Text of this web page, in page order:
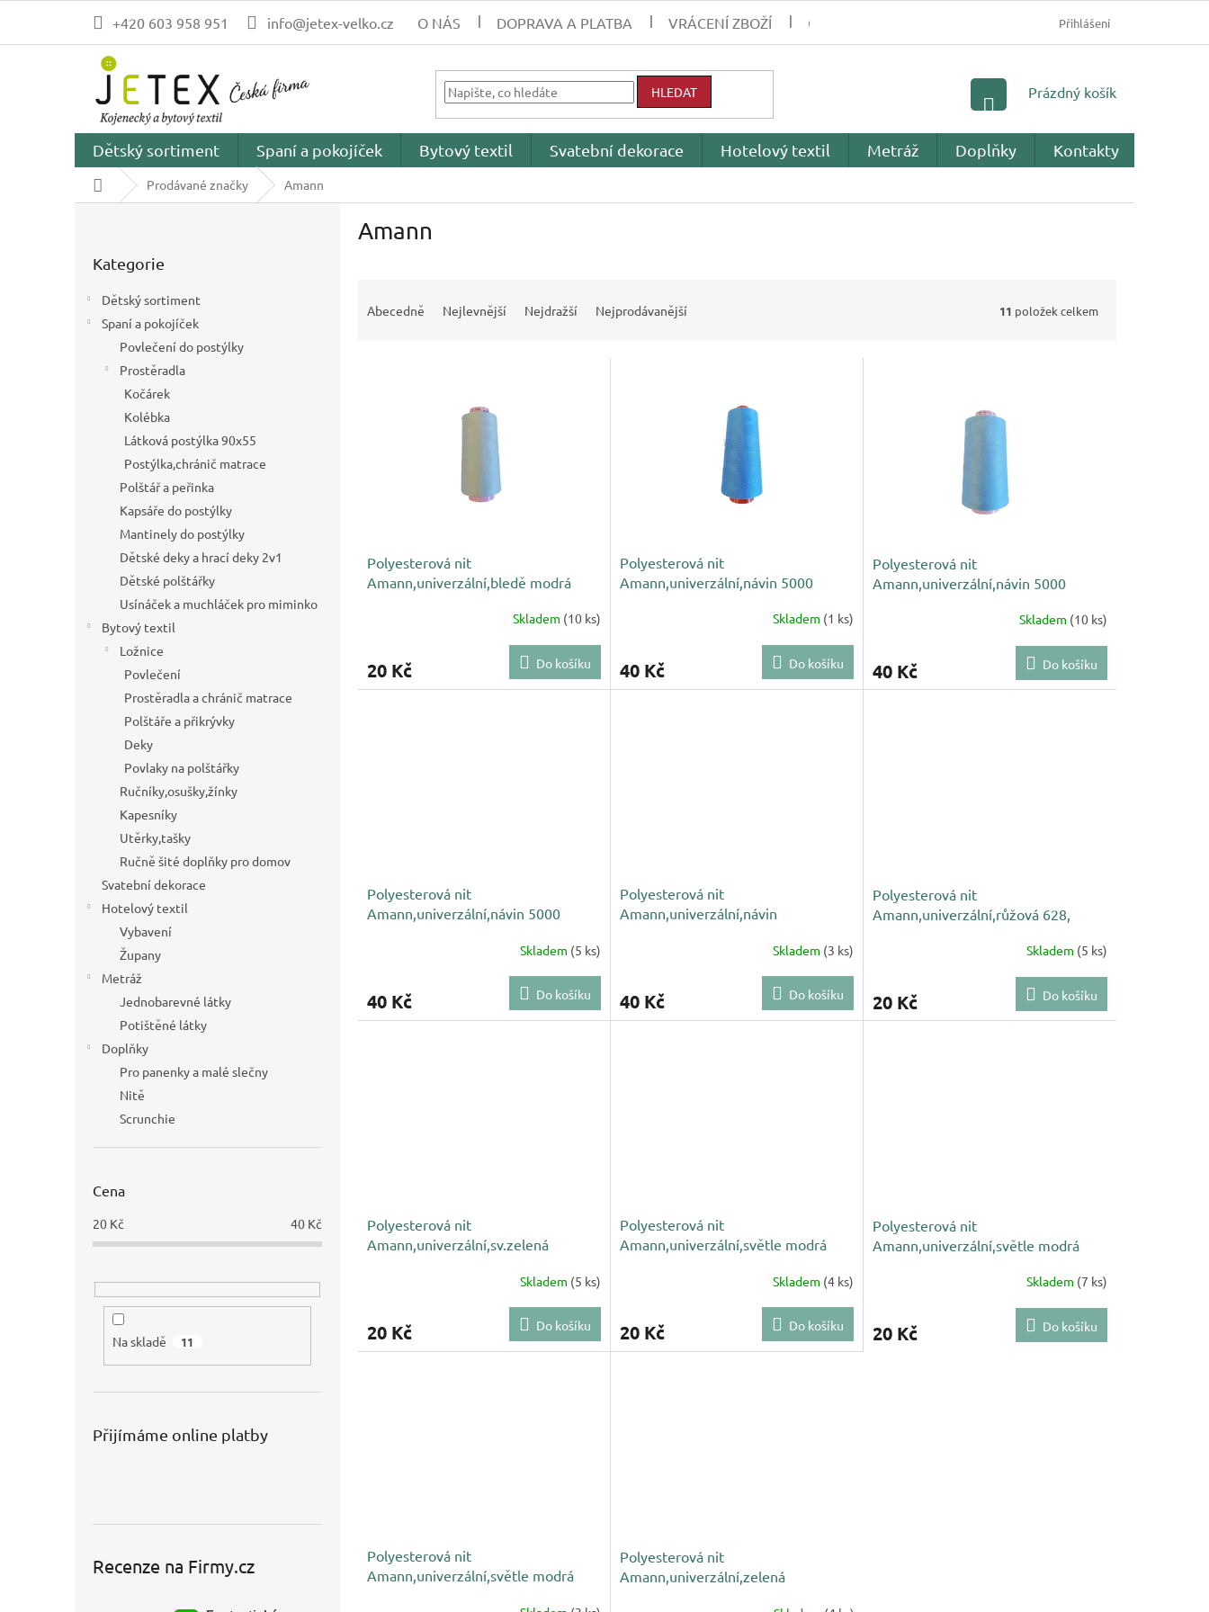
obsah
+420 603 958 951 info@jetex-velko.cz O NÁS DOPRAVA A PLATBA VRÁCENÍ ZBOŽÍ OBCHODNÍ PODMÍNKY PODMÍNKY OCHRANY
Přihlášení
HLEDAT
NÁKUPNÍ
Prázdný košík
Dětský sortiment Spaní a pokojíček Bytový textil Svatební dekorace Hotelový textil Metráž Doplňky Kontakty
Domů Prodávané značky Amann
kategorie
Kategorie
Dětský sortiment
Spaní a pokojíček
Povlečení do postýlky
Prostěradla
Kočárek
Kolébka
Látková postýlka 90x55
Postýlka,chránič matrace
Polštář a peřinka
Kapsáře do postýlky
Mantinely do postýlky
Dětské deky a hrací deky 2v1
Dětské polštářky
Usínáček a muchláček pro miminko
Bytový textil
Ložnice
Povlečení
Prostěradla a chránič matrace
Polštáře a přikrývky
Deky
Povlaky na polštářky
Ručníky,osušky,žínky
Kapesníky
Utěrky,tašky
Ručně šité doplňky pro domov
Svatební dekorace
Hotelový textil
Vybavení
Župany
Metráž
Jednobarevné látky
Potištěné látky
Doplňky
Pro panenky a malé slečny
Nitě
Scrunchie
Cena
20 Kč 40 Kč
Na skladě 11
Přijímáme online platby
Recenze na Firmy.cz
Amann
Abecedně Nejlevnější Nejdražší Nejprodávanější 11 položek celkem
Polyesterová nit
Amann,univerzální,bledě modrá
Skladem (10 ks)
20 Kč Do košíku
Polyesterová nit
Amann,univerzální,návin 5000
Skladem (1 ks)
40 Kč Do košíku
Polyesterová nit
Amann,univerzální,návin 5000
Skladem (10 ks)
40 Kč Do košíku
Polyesterová nit
Amann,univerzální,návin 5000
Skladem (5 ks)
40 Kč Do košíku
Polyesterová nit
Amann,univerzální,návin
Skladem (3 ks)
40 Kč Do košíku
Polyesterová nit
Amann,univerzální,růžová 628,
Skladem (5 ks)
20 Kč Do košíku
Polyesterová nit
Amann,univerzální,sv.zelená
Skladem (5 ks)
20 Kč Do košíku
Polyesterová nit
Amann,univerzální,světle modrá
Skladem (4 ks)
20 Kč Do košíku
Polyesterová nit
Amann,univerzální,světle modrá
Skladem (7 ks)
20 Kč Do košíku
Polyesterová nit
Amann,univerzální,světle modrá
Polyesterová nit
Amann,univerzální,zelená